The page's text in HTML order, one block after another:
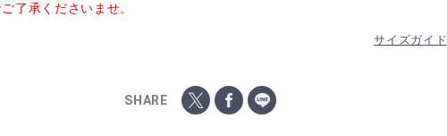
了承くださいませ。
サイズガイド
SHARE